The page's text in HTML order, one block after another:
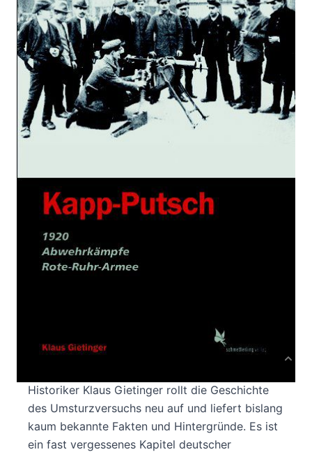
Zur Wunschliste hinzufügen
1920 - Abwehrkämpfe - Rote-Ruhrarmee
Von Klaus Gietinger
Buch 330 Seiten
Paperback
ISBN: 978-3-89657-
177-9
Leseprobe_Gietinger_Kapp-Putsch
Produktbeschreibung
Historiker Klaus Gietinger rollt die Geschichte
des Umsturzversuchs neu auf und liefert bislang
kaum bekannte Fakten und Hintergründe. Es ist
ein fast vergessenes Kapitel deutscher